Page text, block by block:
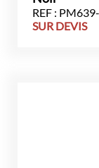
REF :
SUR DEVIS